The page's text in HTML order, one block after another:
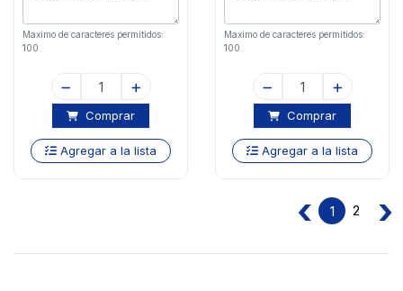
Maximo de caracteres permitidos:
100
Comprar
Agregar a la lista
Maximo de caracteres permitidos:
100
Comprar
Agregar a la lista
‹ 1 2 ›